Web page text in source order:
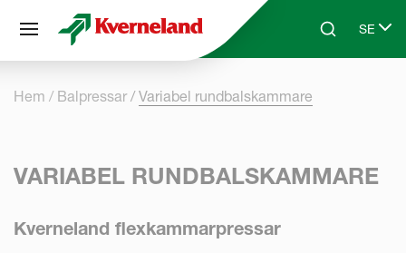
Skip to main contentSearchSE
Select
Hem Balpressar Variabel rundbalskammare
VARIABEL RUNDBALSKAMMARE
Kverneland flexkammarpressar
Cookie- hanteringspanel